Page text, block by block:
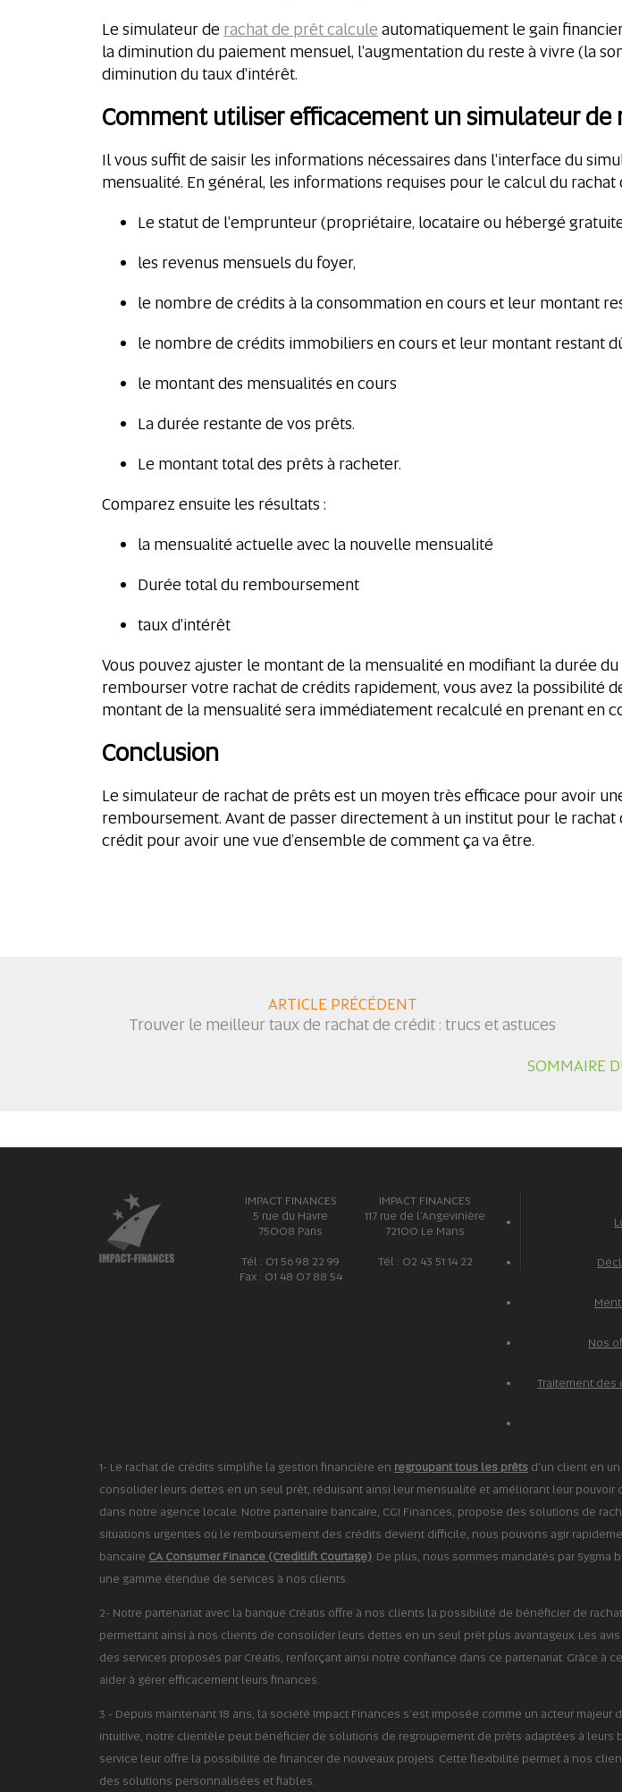
Le simulateur de rachat de prêt calcule automatiquement le gain
la diminution du paiement mensuel, l'augmentation du reste à vivre (la
diminution du taux d'intérêt.
Comment utiliser efficacement un simulateur de
Il vous suffit de saisir les informations nécessaires dans l'interface du
mensualité. En général, les informations requises pour le calcul du
Le statut de l'emprunteur (propriétaire, locataire ou hébergé
les revenus mensuels du foyer,
le nombre de crédits à la consommation en cours et leur montant
le nombre de crédits immobiliers en cours et leur montant restant
le montant des mensualités en cours
La durée restante de vos prêts.
Le montant total des prêts à racheter.
Comparez ensuite les résultats :
la mensualité actuelle avec la nouvelle mensualité
Durée total du remboursement
taux d'intérêt
Vous pouvez ajuster le montant de la mensualité en modifiant la durée
rembourser votre rachat de crédits rapidement, vous avez la possibilité
montant de la mensualité sera immédiatement recalculé en prenant en
Conclusion
Le simulateur de rachat de prêts est un moyen très efficace pour avoir
remboursement. Avant de passer directement à un institut pour le
crédit pour avoir une vue d’ensemble de comment ça va être.
ARTICLE PRÉCÉDENT
Trouver le meilleur taux de rachat de crédit : trucs et astuces
SOMMAIRE
IMPACT FINANCES
5 rue du Havre
75008 Paris
Tél : 01 56 98 22 99
Fax : 01 48 07 88 54
IMPACT FINANCES
117 rue de l'Angevinière
72100 Le Mans
Tél : 02 43 51 14 22
Nos
Traitement
1- Le rachat de crédits simplifie la gestion financière en regroupant tous les prêts d'un client en
consolider leurs dettes en un seul prêt, réduisant ainsi leur mensualité et améliorant leur
dans notre agence locale. Notre partenaire bancaire, CGI Finances, propose des solutions de
situations urgentes où le remboursement des crédits devient difficile, nous pouvons agir
bancaire CA Consumer Finance (Creditlift Courtage). De plus, nous sommes mandatés par Sygma
une gamme étendue de services à nos clients.
2- Notre partenariat avec la banque Créatis offre à nos clients la possibilité de bénéficier de
permettant ainsi à nos clients de consolider leurs dettes en un seul prêt plus avantageux. Les
des services proposés par Créatis, renforçant ainsi notre confiance dans ce partenariat. Grâce
aider à gérer efficacement leurs finances.
3 - Depuis maintenant 18 ans, la société Impact Finances s'est imposée comme un acteur majeur
intuitive, notre clientèle peut bénéficier de solutions de regroupement de prêts adaptées à
service leur offre la possibilité de financer de nouveaux projets. Cette flexibilité permet à nos
des solutions personnalisées et fiables.